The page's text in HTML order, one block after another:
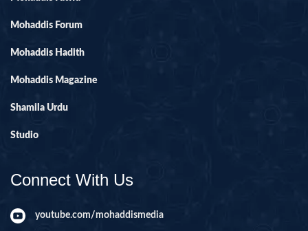
Mohaddis Forum
Mohaddis Hadith
Mohaddis Magazine
Shamila Urdu
Studio
Connect With Us
youtube.com/mohaddismedia